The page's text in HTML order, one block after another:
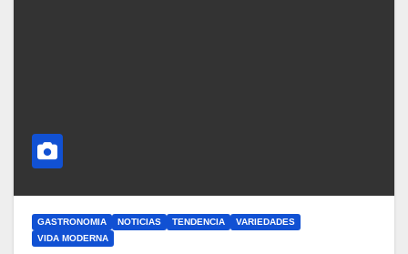
GASTRONOMIA NOTICIAS TENDENCIA
VARIEDADES
VIDA MODERNA